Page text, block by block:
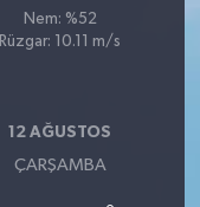
Nem: %52
Rüzgar: 10.11 m/s
12 AĞUSTOS
ÇARŞAMBA